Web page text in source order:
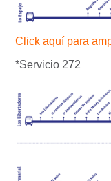
Click aquí para
*Servicio 272